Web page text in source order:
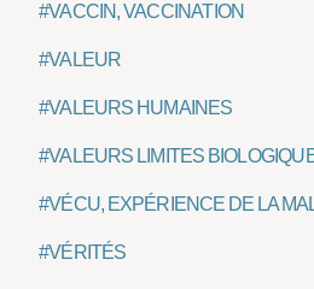
#VACCIN, VACCINATION
#VALEUR
#VALEURS HUMAINES
#VALEURS LIMITES
#VÉCU, EXPÉRIENCE DE LA
#VÉRITÉS